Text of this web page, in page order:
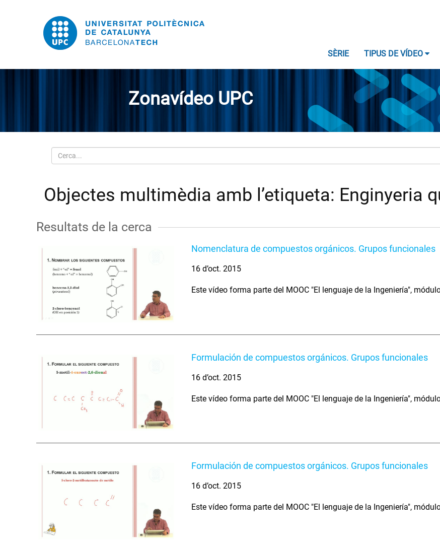
SÈRIE TIPUS DE VÍDEO
Zonavídeo UPC
Cerca
Objectes multimèdia amb l’etiqueta: Enginyeria
Resultats de la cerca
Nomenclatura de compuestos orgánicos. Grupos funcionales
16 d’oct. 2015
Este vídeo forma parte del MOOC "El lenguaje de la Ingeniería",
Formulación de compuestos orgánicos. Grupos funcionales
16 d’oct. 2015
Este vídeo forma parte del MOOC "El lenguaje de la Ingeniería",
Formulación de compuestos orgánicos. Grupos funcionales
16 d’oct. 2015
Este vídeo forma parte del MOOC "El lenguaje de la Ingeniería",